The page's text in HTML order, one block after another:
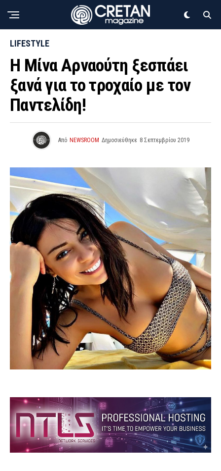
LIFESTYLE
Η Μίνα Αρναούτη ξεσπάει
ξανά για το τροχαίο με τον
Παντελίδη!
Από NEWSROOM Δημοσιεύθηκε 8 Σεπτεμβρίου 2019